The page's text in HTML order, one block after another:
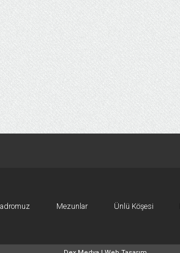
Mezunlar Ünlü Köşesi